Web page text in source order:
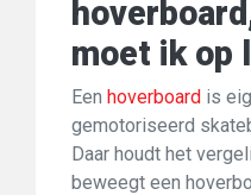
moet ik op
Een hoverboard is
gemotoriseerd
Daar houdt het
beweegt een